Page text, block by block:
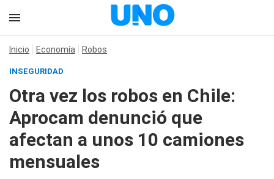
Inicio Economía Robos
INSEGURIDAD
Otra vez los robos en Chile:
Aprocam denunció que
afectan a unos 10 camiones
mensuales